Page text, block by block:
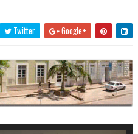
Twitter Google+